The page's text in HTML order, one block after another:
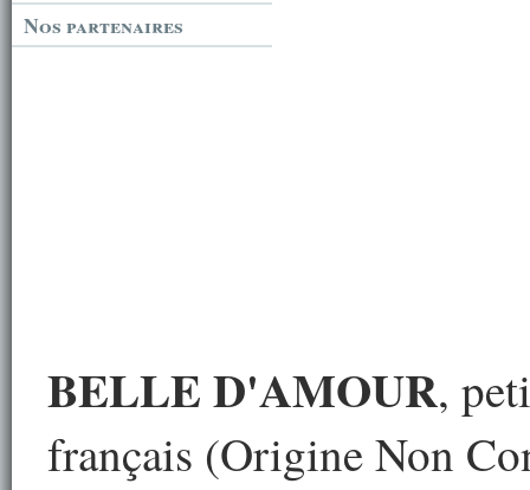
Nos partenaires
BELLE D'AMOUR,
français (Origine Non